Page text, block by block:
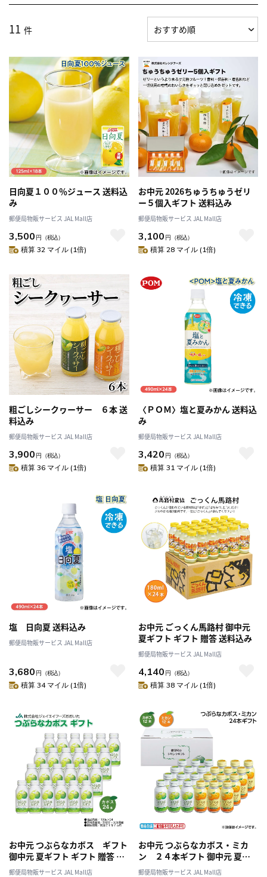
11 件
日向夏１００％ジュース 送料込
み
郵便局物販サービス JAL Mall店
3,500 円 （税込）
積算 32 マイル (1倍)
お中元 2026ちゅうちゅうゼリ
ー５個入ギフト 送料込み
郵便局物販サービス JAL Mall店
3,100 円 （税込）
積算 28 マイル (1倍)
粗ごしシークヮーサー ６本 送
料込み
郵便局物販サービス JAL Mall店
3,900 円 （税込）
積算 36 マイル (1倍)
〈ＰＯＭ〉塩と夏みかん 送料込
み
郵便局物販サービス JAL Mall店
3,420 円 （税込）
積算 31 マイル (1倍)
塩 日向夏 送料込み
郵便局物販サービス JAL Mall店
3,680 円 （税込）
積算 34 マイル (1倍)
お中元 ごっくん馬路村 御中元
夏ギフト ギフト 贈答 送料込み
郵便局物販サービス JAL Mall店
4,140 円 （税込）
積算 38 マイル (1倍)
お中元 つぶらなカボス ギフト
御中元 夏ギフト ギフト 贈答 送
料込み
郵便局物販サービス JAL Mall店
お中元 つぶらなカボス・ミカ
ン ２４本ギフト 御中元 夏ギ
フト ギフト 贈答 送料込み
郵便局物販サービス JAL Mall店